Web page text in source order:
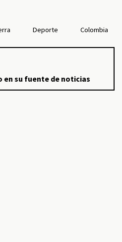
Deporte Colombia
en su fuente de noticias